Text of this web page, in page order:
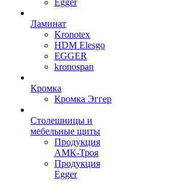
Egger
Ламинат
Kronotex
HDM Elesgo
EGGER
kronospan
Кромка
Кромка Эггер
Столешницы и
мебельные щиты
Продукция
АМК-Троя
Продукция
Egger